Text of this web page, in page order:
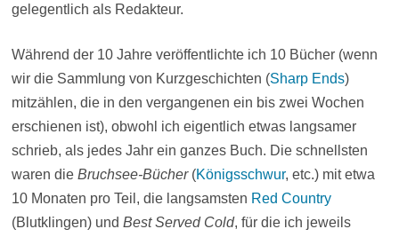
gelegentlich als Redakteur.
Während der 10 Jahre veröffentlichte ich 10 Bücher (wenn
wir die Sammlung von Kurzgeschichten (Sharp Ends)
mitzählen, die in den vergangenen ein bis zwei Wochen
erschienen ist), obwohl ich eigentlich etwas langsamer
schrieb, als jedes Jahr ein ganzes Buch. Die schnellsten
waren die Bruchsee-Bücher(Königsschwur, etc.) mit etwa
10 Monaten pro Teil, die langsamsten Red Country
(Blutklingen) und Best Served Cold, für die ich jeweils